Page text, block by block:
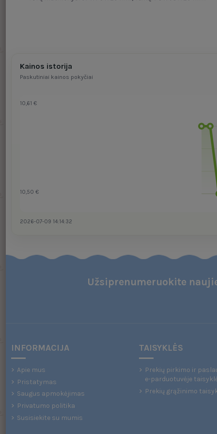
Kainos istorija
Paskutiniai kainos pokyčiai
10,61 €
10,50 €
2026-07-09 14:14:32
Užsiprenumeruokite
INFORMACIJA
Apie mus
Pristatymas
Saugus apmokėjimas
Privatumo politika
Susisiekite su mumis
TAISYKLĖS
Prekių pirkimo ir
e-parduotuvėje
Prekių grąžinimo